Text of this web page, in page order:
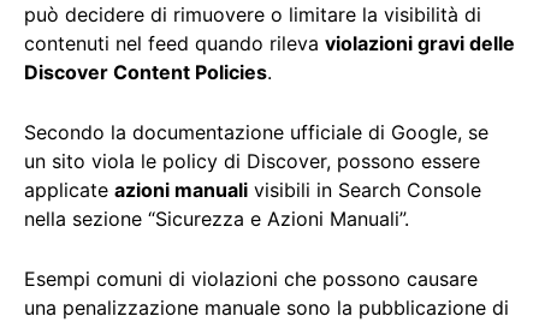
può decidere di rimuovere o limitare la visibilità di
contenuti nel feed quando rileva violazioni gravi delle
Discover Content Policies.
Secondo la documentazione ufficiale di Google, se
un sito viola le policy di Discover, possono essere
applicate azioni manuali visibili in Search Console
nella sezione “Sicurezza e Azioni Manuali”.
Esempi comuni di violazioni che possono causare
una penalizzazione manuale sono la pubblicazione di